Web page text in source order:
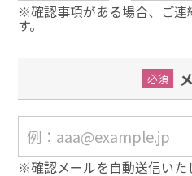
※確認事項がある場合、ご連
す。
必須
※確認メールを自動送信いた